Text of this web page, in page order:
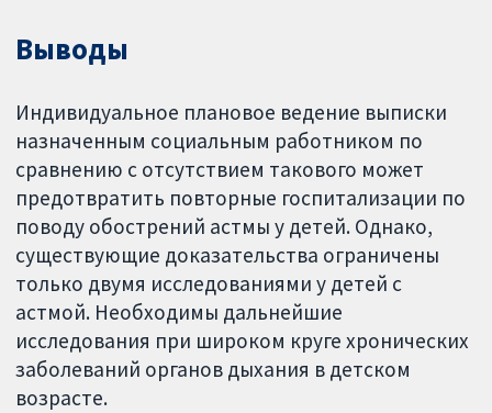
Выводы
Индивидуальное плановое ведение выписки
назначенным социальным работником по
сравнению с отсутствием такового может
предотвратить повторные госпитализации по
поводу обострений астмы у детей. Однако,
существующие доказательства ограничены
только двумя исследованиями у детей с
астмой. Необходимы дальнейшие
исследования при широком круге хронических
заболеваний органов дыхания в детском
возрасте.